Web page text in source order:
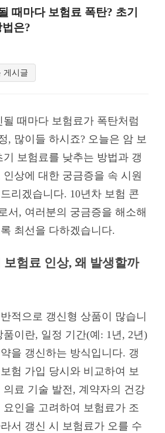
때마다 보험료 폭탄? 초기
은?
게시글
될 때마다 보험료가 폭탄처럼
, 많이들 하시죠? 오늘은 암 보
기 보험료를 낮추는 방법과 갱
인상에 대한 궁금증을 속 시원
리겠습니다. 10년차 보험 콘
서, 여러분의 궁금증을 해소해
최선을 다하겠습니다.
보험료 인상, 왜 발생할까
적으로 갱신형 상품이 많습니
품이란, 일정 기간(예: 1년, 2년)
을 갱신하는 방식입니다. 갱
험 가입 당시와 비교하여 보
의료 기술 발전, 계약자의 건강
요인을 고려하여 보험료가 조
서 갱신 시 보험료가 오를 수